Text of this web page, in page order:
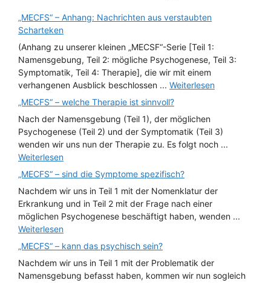
„MECFS“ – Anhang: Nachrichten aus verstaubten
Scharteken
(Anhang zu unserer kleinen „MECSF“-Serie [Teil 1:
Namensgebung, Teil 2: mögliche Psychogenese, Teil 3:
Symptomatik, Teil 4: Therapie], die wir mit einem
verhangenen Ausblick beschlossen ... Weiterlesen
„MECFS“ – welche Therapie ist sinnvoll?
Nach der Namensgebung (Teil 1), der möglichen
Psychogenese (Teil 2) und der Symptomatik (Teil 3)
wenden wir uns nun der Therapie zu. Es folgt noch ...
Weiterlesen
„MECFS“ – sind die Symptome spezifisch?
Nachdem wir uns in Teil 1 mit der Nomenklatur der
Erkrankung und in Teil 2 mit der Frage nach einer
möglichen Psychogenese beschäftigt haben, wenden ...
Weiterlesen
„MECFS“ – kann das psychisch sein?
Nachdem wir uns in Teil 1 mit der Problematik der
Namensgebung befasst haben, kommen wir nun sogleich